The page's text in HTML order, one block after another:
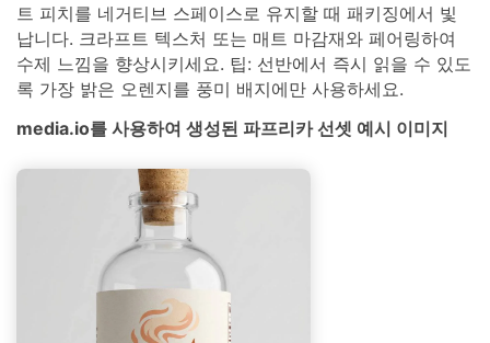
트 피치를 네거티브 스페이스로 유지할 때 패키징에서 빛
납니다. 크라프트 텍스처 또는 매트 마감재와 페어링하여
수제 느낌을 향상시키세요. 팁: 선반에서 즉시 읽을 수 있도
록 가장 밝은 오렌지를 풍미 배지에만 사용하세요.
media.io를 사용하여 생성된 파프리카 선셋 예시 이미지